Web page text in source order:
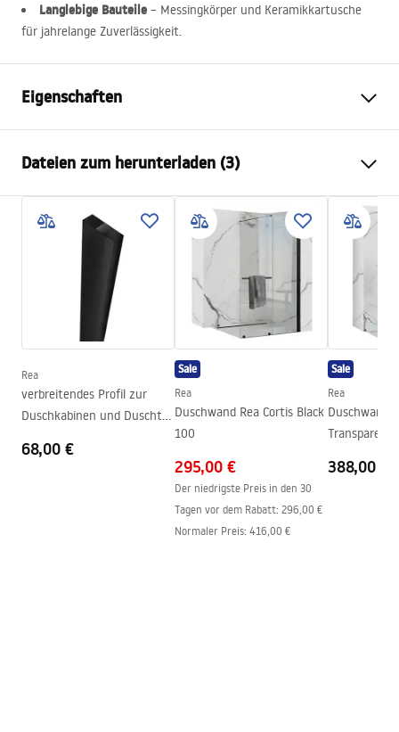
Langlebige Bauteile – Messingkörper und Keramikkartusche
für jahrelange Zuverlässigkeit.
Eigenschaften
Material
Messing, ABS
Armaturtyp
Thermostat
Montageart
Aufputz
Höhenverstellung
Ja
Mindesthöhe
mm
Maximalhöhe
1205
mm
Wannenauslauf
Druckregelung
Anti-Calc System
Anschlussmaß
150mm
LUNGO
24 monate
Dateien zum herunterladen (3)
Informations de sécurité
Safety_Information_Shower_set.pdf
Garantiebedingungen
Warranty_Terms_and_Conditions_Faucets_-_5.pdf
Rea
verbreitendes Profil zur
Duschkabinen und Duschtür
68,00 €
Sale
Rea
Duschwand Rea Cortis Black
100
295,00 €
Der niedrigste Preis in den 30
Tagen vor dem Rabatt: 296,00 €
Normaler Preis: 416,00 €
Sale
Rea
Duschwand
388,00 €